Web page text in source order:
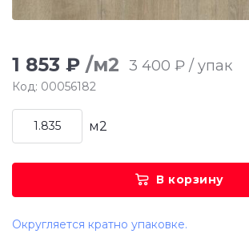
1 853 ₽ /м2 3 400 ₽ / упак
Код: 00056182
м2
В корзину
Округляется кратно упаковке.